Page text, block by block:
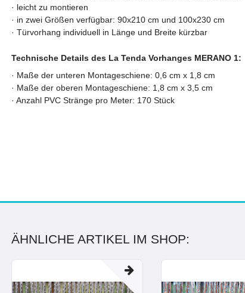
· leicht zu montieren
· in zwei Größen verfügbar: 90x210 cm und 100x230 cm
· Türvorhang individuell in Länge und Breite kürzbar
Technische Details des La Tenda Vorhanges MERANO 1:
· Maße der unteren Montageschiene: 0,6 cm x 1,8 cm
· Maße der oberen Montageschiene: 1,8 cm x 3,5 cm
· Anzahl PVC Stränge pro Meter: 170 Stück
ÄHNLICHE ARTIKEL IM SHOP: